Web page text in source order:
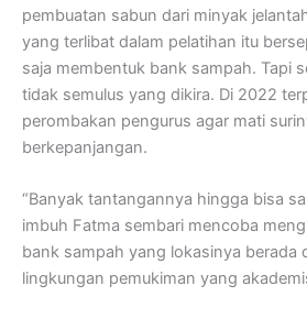
pembuatan sabun dari minyak
yang terlibat dalam pelatihan itu
saja membentuk bank sampah. Tapi
tidak semulus yang dikira. Di 2022
perombakan pengurus agar mati
berkepanjangan.
“Banyak tantangannya hingga bisa
imbuh Fatma sembari mencoba
bank sampah yang lokasinya berada
lingkungan pemukiman yang